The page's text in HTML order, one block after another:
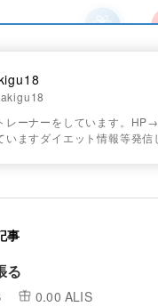
レーナーをしています。
いますダイエット情報等発信
事
る
0.00 ALIS